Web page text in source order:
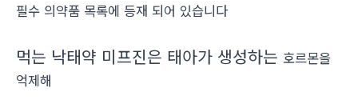
필수 의약품 목록에 등재 되어 있습니다
먹는 낙태약 미프진은 태아가 생성하는 호르몬을
억제해